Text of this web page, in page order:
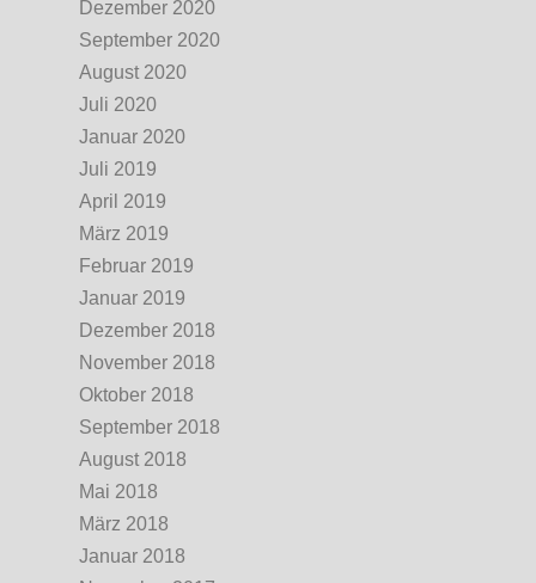
Dezember 2020
September 2020
August 2020
Juli 2020
Januar 2020
Juli 2019
April 2019
März 2019
Februar 2019
Januar 2019
Dezember 2018
November 2018
Oktober 2018
September 2018
August 2018
Mai 2018
März 2018
Januar 2018